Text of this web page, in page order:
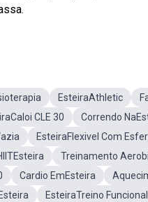
EsteiraAthletic
CLE 30 Correndo
EsteiraFlexivel Com
Treinamento
Cardio EmEsteira
EsteiraTreino Funcional